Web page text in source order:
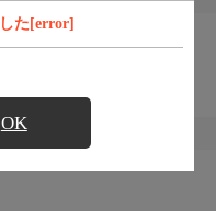
た[error]
OK